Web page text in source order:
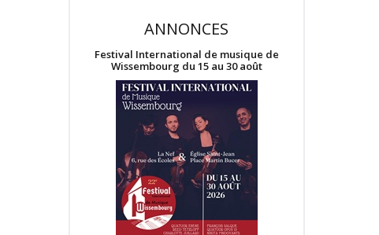
ANNONCES
Festival International de musique de
Wissembourg du 15 au 30 août